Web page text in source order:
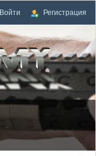
Войти Регистрация